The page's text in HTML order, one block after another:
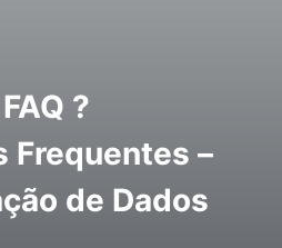
?
Frequentes –
de Dados